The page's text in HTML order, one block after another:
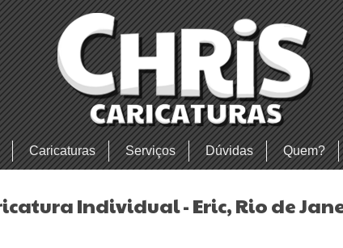
Caricaturas Serviços Dúvidas Quem?
Individual - Eric, Rio de